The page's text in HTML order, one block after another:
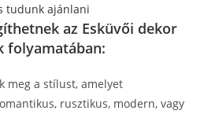
tudunk ajánlani
az Esküvői dekor
folyamatában:
meg a stílust, amelyet
rusztikus, modern, vagy